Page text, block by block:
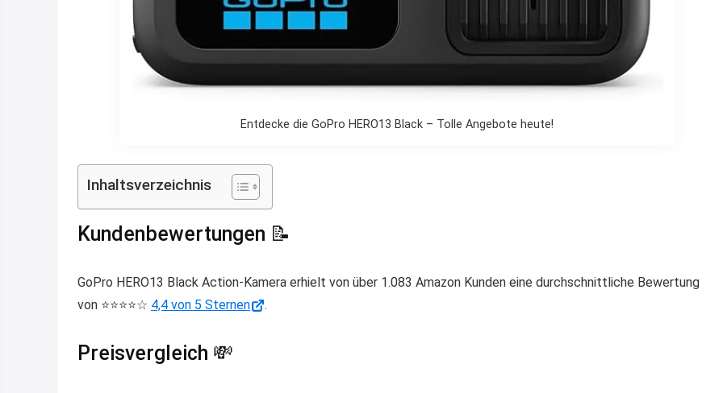
Entdecke die GoPro HERO13 Black – Tolle Angebote heute!
Inhaltsverzeichnis
Kundenbewertungen 📝
GoPro HERO13 Black Action-Kamera erhielt von über 1.083 Amazon Kunden eine durchschnittliche Bewertung
von ⭐️⭐️⭐️⭐️☆ 4,4 von 5 Sternen .
Preisvergleich 💸